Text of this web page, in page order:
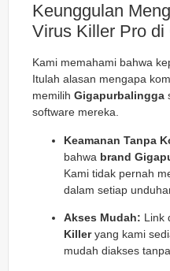
Keunggulan
Virus Killer Pro
Kami memahami bahwa
Itulah alasan mengapa
memilih Gigapurbalingga
software mereka.
Keamanan Tanpa
bahwa brand
Kami tidak pernah
dalam setiap
Akses Mudah: Link
Killeryang kami
mudah diakses